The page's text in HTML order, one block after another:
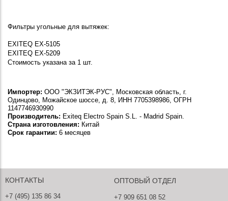
Фильтры угольные для вытяжек:
EXITEQ EX-5105
EXITEQ EX-5209
Стоимость указана за 1 шт.
Импортер: ООО "ЭКЗИТЭК-РУС", Московская область, г.
Одинцово, Можайское шоссе, д. 8, ИНН 7705398986, ОГРН
1147746930990
Производитель: Exiteq Electro Spain S.L. - Madrid Spain.
Страна изготовления: Китай
Срок гарантии: 6 месяцев
КОНТАКТЫ
+7 (495) 135 86 34
ОПТОВЫЙ ОТДЕЛ
+7 909 651 08 52